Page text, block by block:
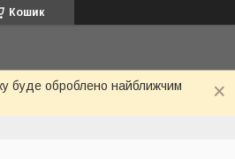
Кошик
буде оброблено найближчим